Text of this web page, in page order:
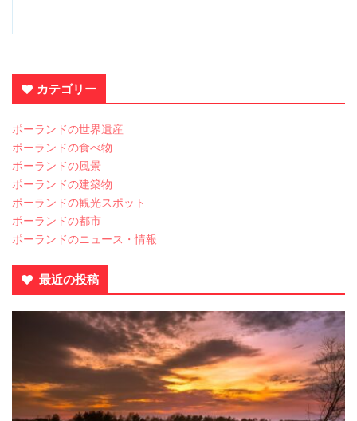
カテゴリー
ポーランドの世界遺産
ポーランドの食べ物
ポーランドの風景
ポーランドの建築物
ポーランドの観光スポット
ポーランドの都市
ポーランドのニュース・情報
最近の投稿